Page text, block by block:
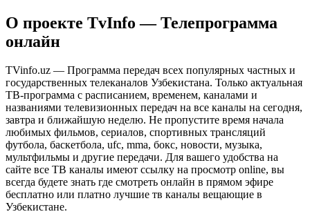
О проекте TvInfo — Телепрограмма
онлайн
TVinfo.uz — Программа передач всех популярных частных и
государственных телеканалов Узбекистана. Только актуальная
ТВ-программа с расписанием, временем, каналами и
названиями телевизионных передач на все каналы на сегодня,
завтра и ближайшую неделю. Не пропустите время начала
любимых фильмов, сериалов, спортивных трансляций
футбола, баскетбола, ufc, mma, бокс, новости, музыка,
мультфильмы и другие передачи. Для вашего удобства на
сайте все ТВ каналы имеют ссылку на просмотр online, вы
всегда будете знать где смотреть онлайн в прямом эфире
бесплатно или платно лучшие тв каналы вещающие в
Узбекистане.